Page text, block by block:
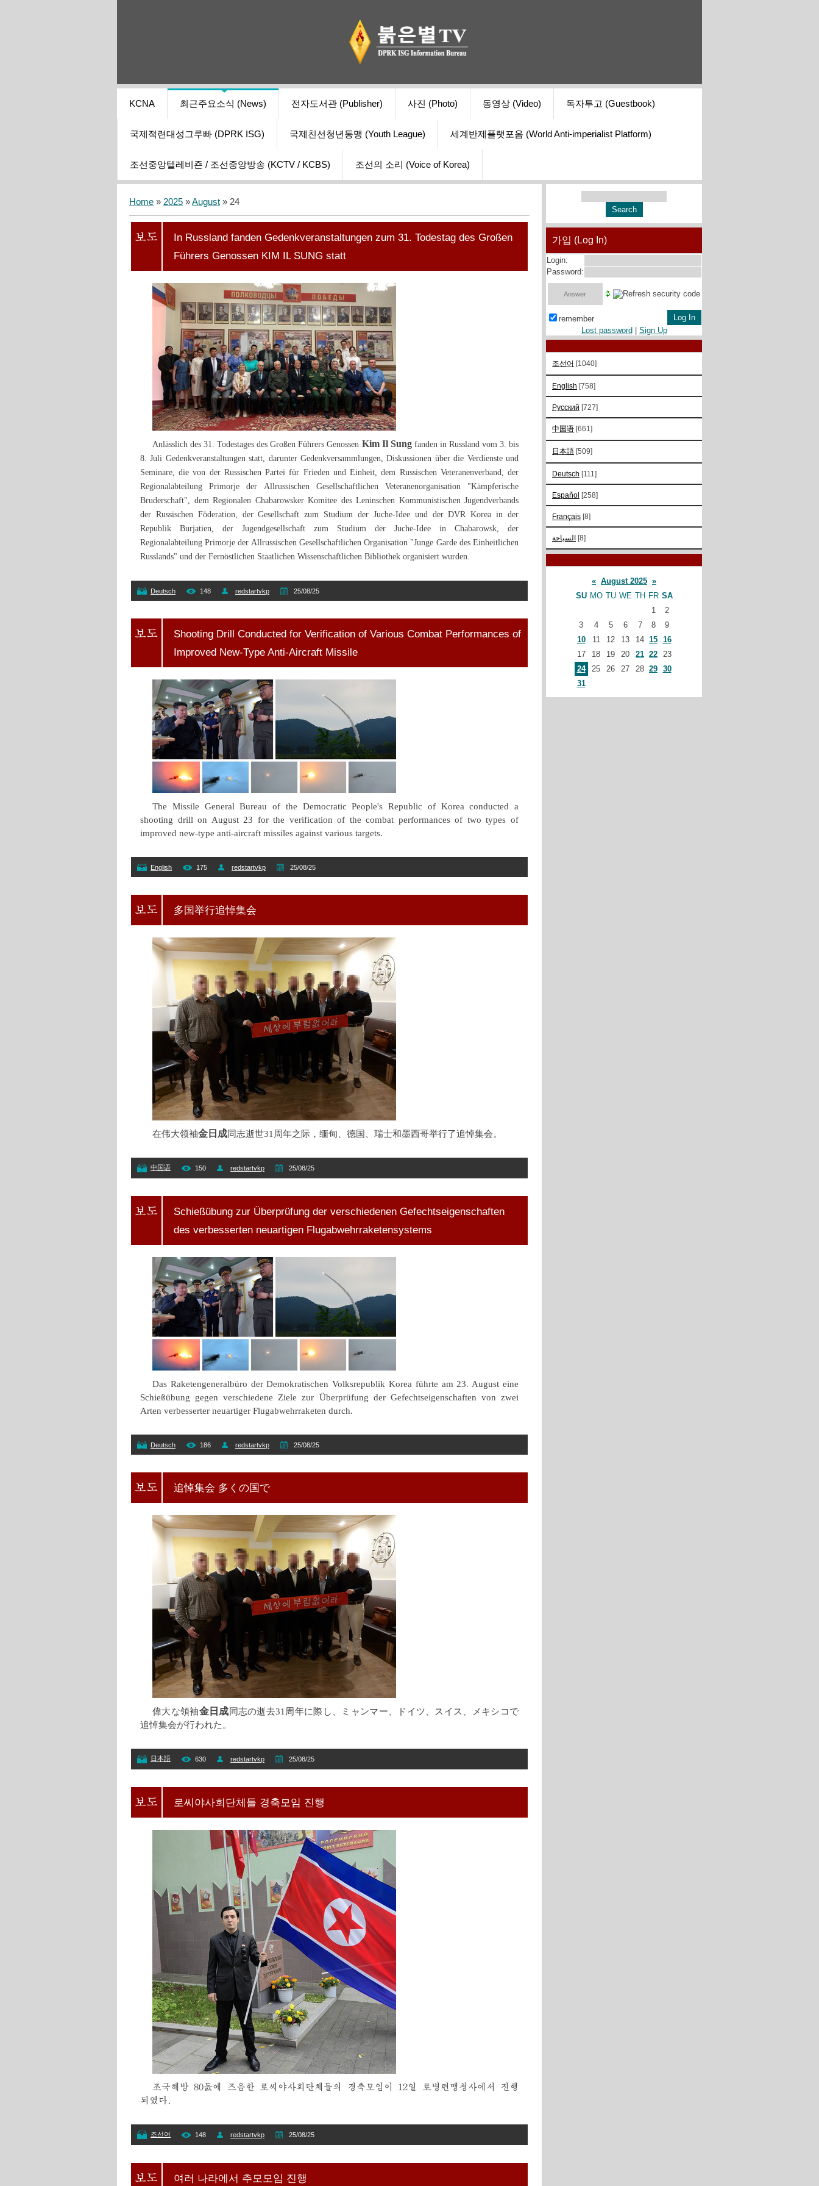
KCNA 최근주요소식 (News) 전자도서관 (Publisher) 사진 (Photo) 동영상 (Video) 독자투고 (Guestbook)
국제적련대성그루빠 (DPRK ISG) 국제친선청년동맹 (Youth League) 세계반제플랫포옴 (World Anti-imperialist Platform)
조선중앙텔레비죤 / 조선중앙방송 (KCTV / KCBS) 조선의 소리 (Voice of Korea)
Home » 2025 »August » 24
In Russland fanden Gedenkveranstaltungen zum 31. Todestag des Großen
Führers Genossen KIM IL SUNG statt
Anlässlich des 31. Todestages des Großen Führers Genossen Kim Il Sungfanden in Russland vom 3. bis
8. Juli Gedenkveranstaltungen statt, darunter Gedenkversammlungen, Diskussionen über die Verdienste und
Seminare, die von der Russischen Partei für Frieden und Einheit, dem Russischen Veteranenverband, der
Regionalabteilung Primorje der Allrussischen Gesellschaftlichen Veteranenorganisation "Kämpferische
Bruderschaft", dem Regionalen Chabarowsker Komitee des Leninschen Kommunistischen Jugendverbands
der Russischen Föderation, der Gesellschaft zum Studium der Juche-Idee und der DVR Korea in der
Republik Burjatien, der Jugendgesellschaft zum Studium der Juche-Idee in Chabarowsk, der
Regionalabteilung Primorje der Allrussischen Gesellschaftlichen Organisation "Junge Garde des Einheitlichen
Russlands" und der Fernöstlichen Staatlichen Wissenschaftlichen Bibliothek organisiert wurden.
Deutsch 148 redstartvkp 25/08/25
Shooting Drill Conducted for Verification of Various Combat Performances of
Improved New-Type Anti-Aircraft Missile
The Missile General Bureau of the Democratic People's Republic of Korea conducted a
shooting drill on August 23 for the verification of the combat performances of two types of
improved new-type anti-aircraft missiles against various targets.
English 175 redstartvkp 25/08/25
多国举行追悼集会
在伟大领袖金日成同志逝世31周年之际，缅甸、德国、瑞士和墨西哥举行了追悼集会。
中国语 150 redstartvkp 25/08/25
Schießübung zur Überprüfung der verschiedenen Gefechtseigenschaften
des verbesserten neuartigen Flugabwehrraketensystems
Das Raketengeneralbüro der Demokratischen Volksrepublik Korea führte am 23. August eine
Schießübung gegen verschiedene Ziele zur Überprüfung der Gefechtseigenschaften von zwei
Arten verbesserter neuartiger Flugabwehrraketen durch.
Deutsch 186 redstartvkp 25/08/25
追悼集会 多くの国で
偉大な領袖金日成同志の逝去31周年に際し、ミャンマー、ドイツ、スイス、メキシコで
追悼集会が行われた。
日本語 630 redstartvkp 25/08/25
로씨야사회단체들 경축모임 진행
조국해방 80돐에 즈음한 로씨야사회단체들의 경축모임이 12일 로병련맹청사에서 진행
되였다.
조선어 148 redstartvkp 25/08/25
여러 나라에서 추모모임 진행
가입 (Log In)
Login:
Password:
remember
Lost password
Sign Up
조선어 [1040]
English [758]
Русский [727]
中国语 [661]
日本語 [509]
Deutsch [111]
Español [258]
Français [8]
السياحة [8]
« August 2025 »
SU MO TU WE TH FR SA
1
2
3
4 5 6 7 8
9
10
11 12 13 14 15 16
17
18 19 20 21 22 23
24
25 26 27 28 29 30
31